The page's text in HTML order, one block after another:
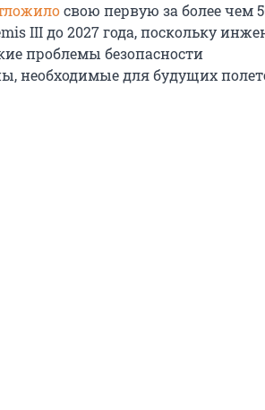
свою первую за более чем
III до 2027 года, поскольку
проблемы безопасности
необходимые для будущих